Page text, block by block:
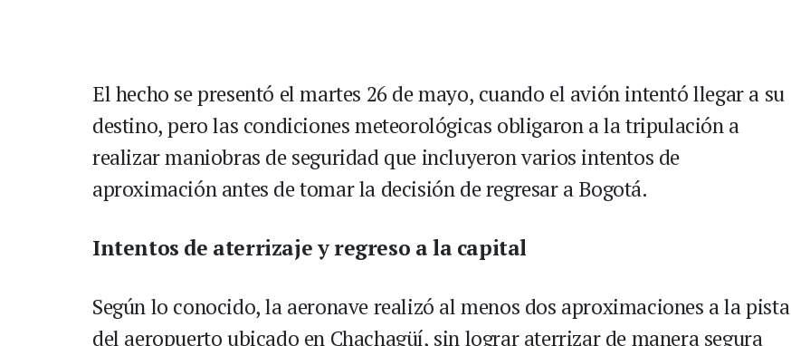
El hecho se presentó el martes 26 de mayo, cuando el avión intentó llegar a su
destino, pero las condiciones meteorológicas obligaron a la tripulación a
realizar maniobras de seguridad que incluyeron varios intentos de
aproximación antes de tomar la decisión de regresar a Bogotá.
Intentos de aterrizaje y regreso a la capital
Según lo conocido, la aeronave realizó al menos dos aproximaciones a la pista
del aeropuerto ubicado en Chachagüí, sin lograr aterrizar de manera segura